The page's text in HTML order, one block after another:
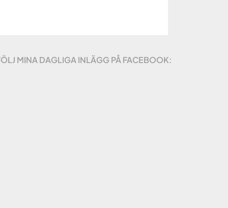
MINA DAGLIGA INLÄGG PÅ FACEBOOK: